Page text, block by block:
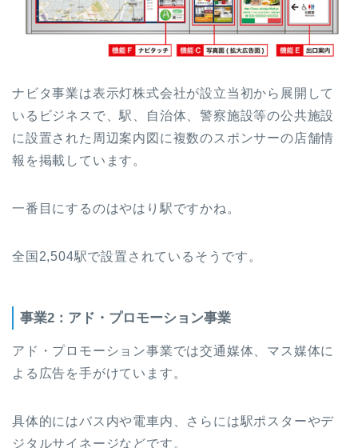
ナビタ事業は表示灯株式会社が設立当初から展開して
いるビジネスで、駅、自治体、警察施設等の公共施設
に設置された周辺案内図に複数のスポンサーの店舗情
報を掲載しています。
一番目にするのはやはり駅ですかね。
全国2,504駅で設置されているそうです。
事業2：アド・プロモーション事業
アド・プロモーション事業では交通媒体、マス媒体に
よる広告を手がけています。
具体的にはバス内や電車内、さらには駅ポスターやデ
ジタルサイネージなどです。